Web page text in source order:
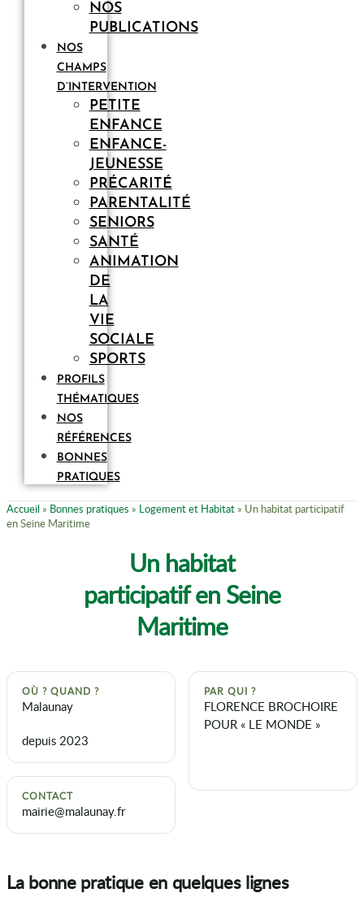
NOS
PUBLICATIONS
NOS
CHAMPS
D’INTERVENTION
PETITE
ENFANCE
ENFANCE-
JEUNESSE
PRÉCARITÉ
PARENTALITÉ
SENIORS
SANTÉ
ANIMATION
DE
LA
VIE
SOCIALE
SPORTS
PROFILS
THÉMATIQUES
NOS
RÉFÉRENCES
BONNES
PRATIQUES
Accueil » Bonnes pratiques » Logement et Habitat » Un habitat participatif
en Seine Maritime
Un habitat
participatif en Seine
Maritime
OÙ ? QUAND ?
Malaunay
depuis 2023
PAR QUI ?
FLORENCE BROCHOIRE
POUR « LE MONDE »
CONTACT
mairie@malaunay.fr
La bonne pratique en quelques lignes